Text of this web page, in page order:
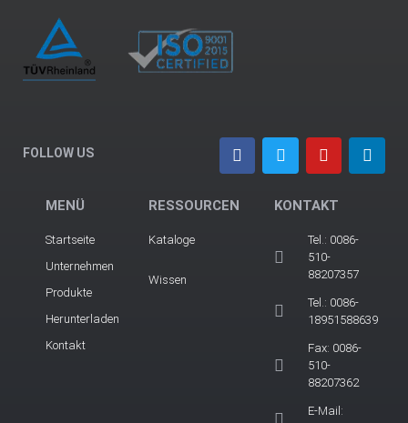
FOLLOW US
MENÜ
Startseite
Unternehmen
Produkte
Herunterladen
Kontakt
RESSOURCEN
Kataloge
Wissen
KONTAKT
Tel.: 0086-
510-
88207357
Tel.: 0086-
18951588639
Fax: 0086-
510-
88207362
E-Mail: